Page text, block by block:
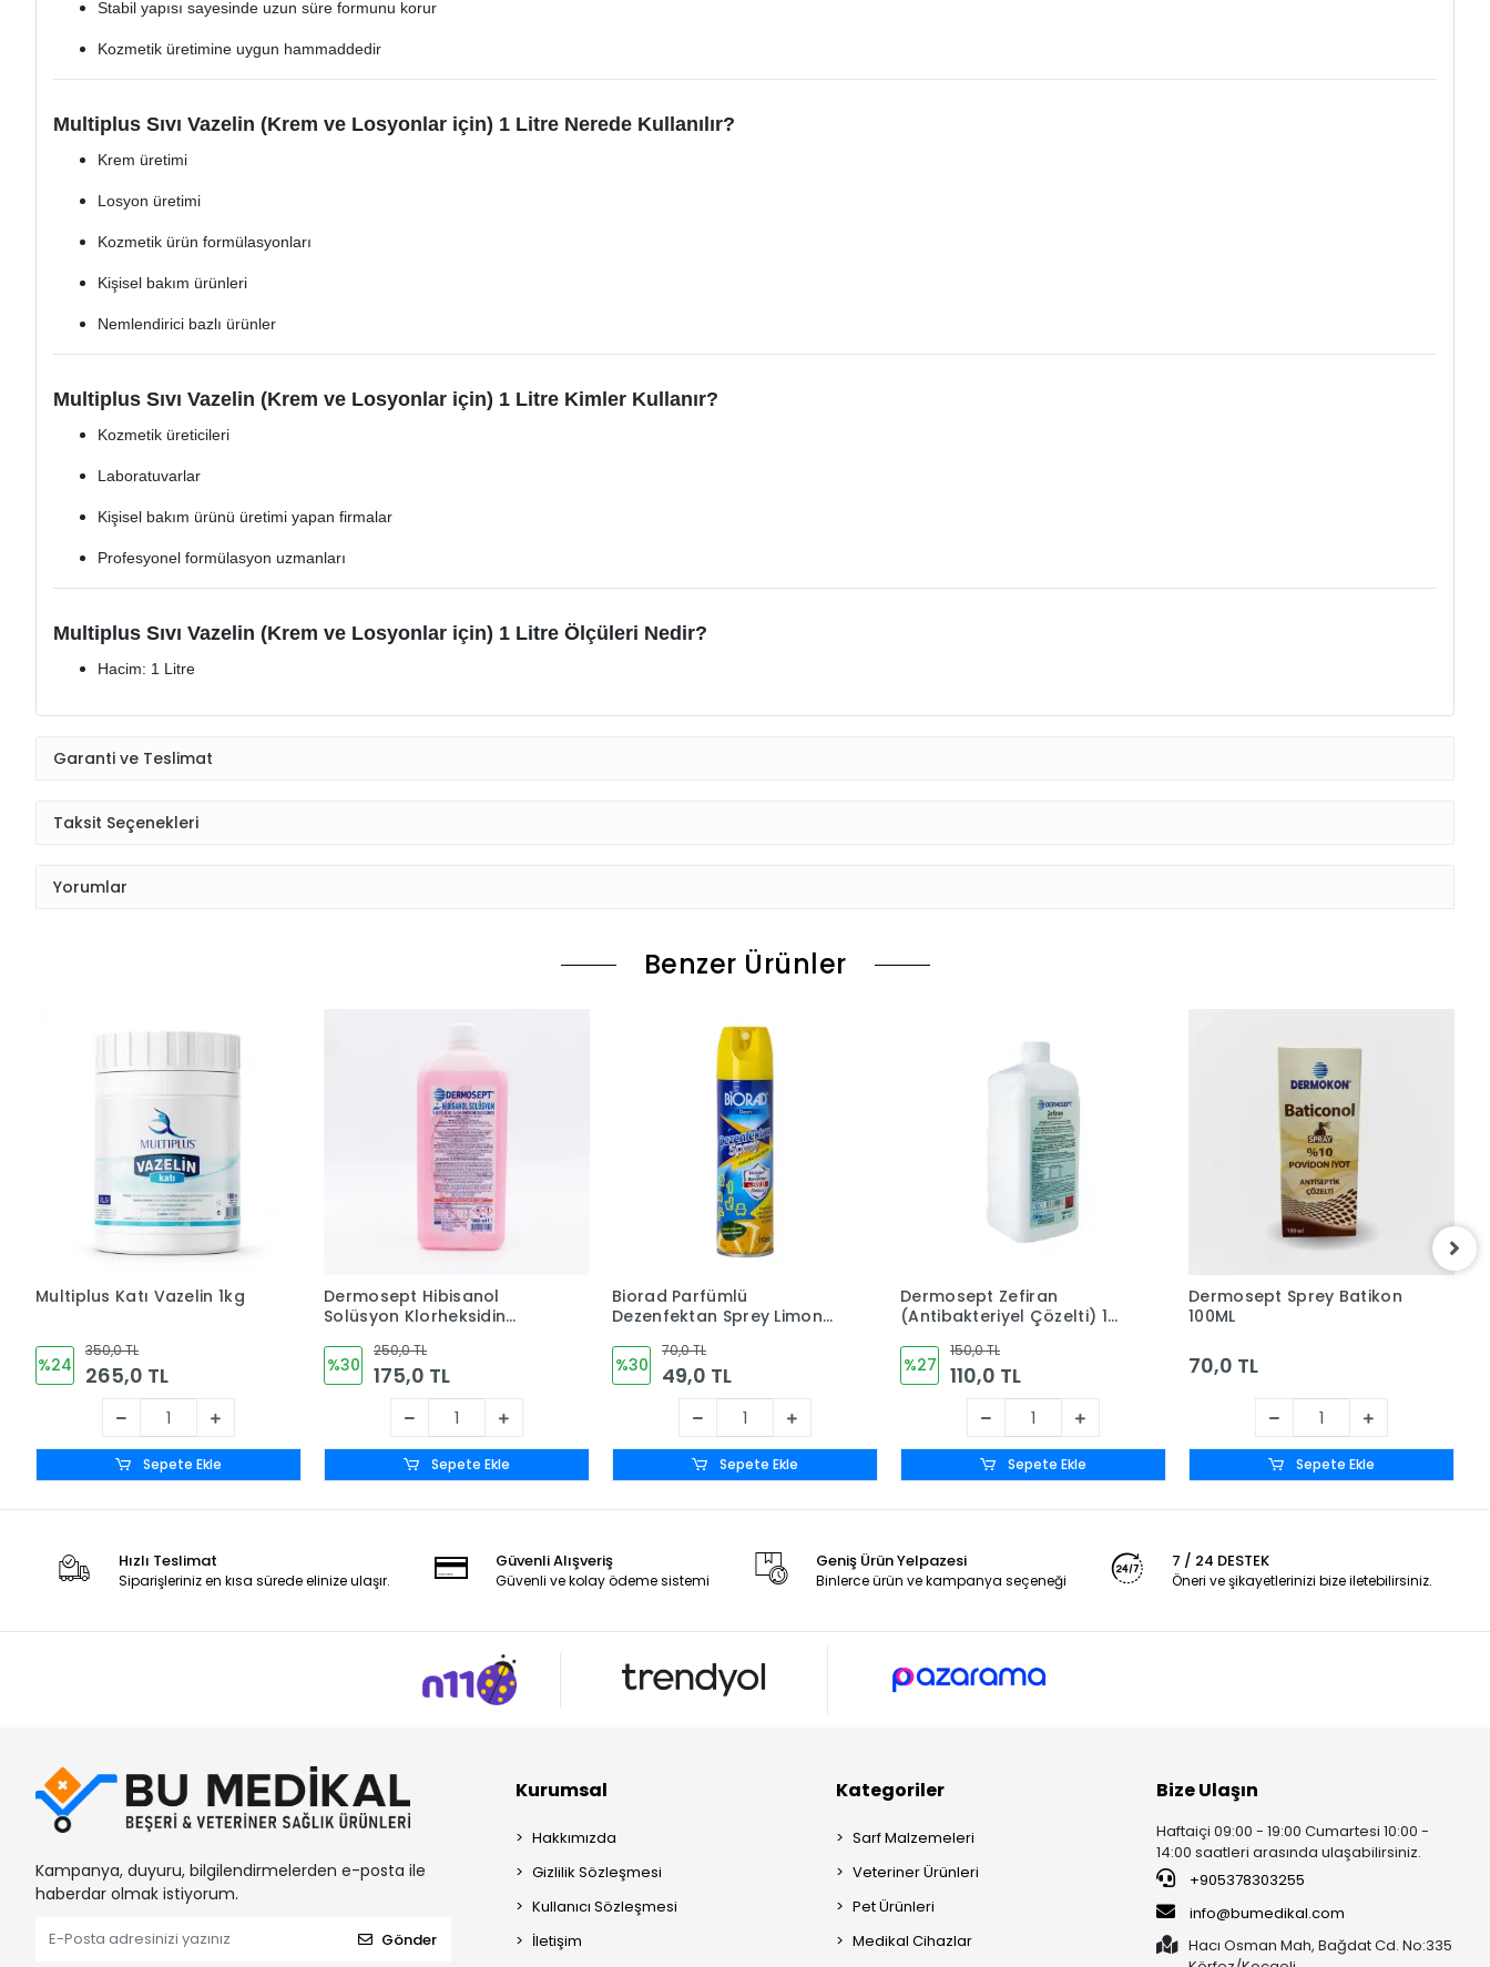
Stabil yapısı sayesinde uzun süre formunu korur
Kozmetik üretimine uygun hammaddedir
Multiplus Sıvı Vazelin (Krem ve Losyonlar için) 1 Litre Nerede Kullanılır?
Krem üretimi
Losyon üretimi
Kozmetik ürün formülasyonları
Kişisel bakım ürünleri
Nemlendirici bazlı ürünler
Multiplus Sıvı Vazelin (Krem ve Losyonlar için) 1 Litre Kimler Kullanır?
Kozmetik üreticileri
Laboratuvarlar
Kişisel bakım ürünü üretimi yapan firmalar
Profesyonel formülasyon uzmanları
Multiplus Sıvı Vazelin (Krem ve Losyonlar için) 1 Litre Ölçüleri Nedir?
Hacim: 1 Litre
Garanti ve Teslimat
Taksit Seçenekleri
Yorumlar
Benzer Ürünler
Multiplus Katı Vazelin 1kg
%24
350,0 TL
265,0 TL
Sepete Ekle
Dermosept Hibisanol
Solüsyon Klorheksidin
Bazlı (10%) 1 LT
%30
250,0 TL
175,0 TL
Sepete Ekle
Biorad Parfümlü
Dezenfektan Sprey Limon
%30
70,0 TL
49,0 TL
Sepete Ekle
Dermosept Zefiran
(Antibakteriyel Çözelti) 1
%27
150,0 TL
110,0 TL
Sepete Ekle
Dermosept Sprey Batikon
100ML
70,0 TL
Sepete Ekle
Hızlı Teslimat
Siparişleriniz en kısa sürede elinize ulaşır.
Güvenli Alışveriş
Güvenli ve kolay ödeme sistemi
Geniş Ürün Yelpazesi
Binlerce ürün ve kampanya seçeneği
7 / 24 DESTEK
Öneri ve şikayetlerinizi bize iletebilirsiniz.
Kampanya, duyuru, bilgilendirmelerden e-posta ile
haberdar olmak istiyorum.
Gönder
Kurumsal
Hakkımızda
Gizlilik Sözleşmesi
Kullanıcı Sözleşmesi
İletişim
Kategoriler
Sarf Malzemeleri
Veteriner Ürünleri
Pet Ürünleri
Medikal Cihazlar
Bize Ulaşın
Haftaiçi 09:00 - 19:00 Cumartesi 10:00 -
14:00 saatleri arasında ulaşabilirsiniz.
+905378303255
info@bumedikal.com
Hacı Osman Mah, Bağdat Cd. No:335